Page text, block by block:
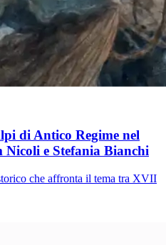
di Antico Regime nel
e Stefania Bianchi
che affronta il tema tra XVII